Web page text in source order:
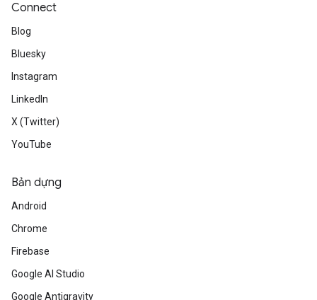
Connect
Blog
Bluesky
Instagram
LinkedIn
X (Twitter)
YouTube
Bản dựng
Android
Chrome
Firebase
Google AI Studio
Google Antigravity